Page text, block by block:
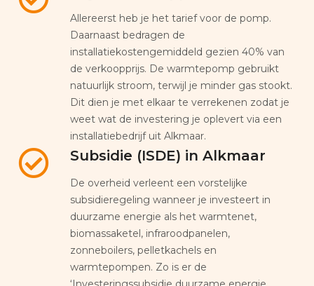
Allereerst heb je het tarief voor de pomp.
Daarnaast bedragen de
installatiekostengemiddeld gezien 40% van
de verkoopprijs. De warmtepomp gebruikt
natuurlijk stroom, terwijl je minder gas stookt.
Dit dien je met elkaar te verrekenen zodat je
weet wat de investering je oplevert via een
installatiebedrijf uit Alkmaar.
Subsidie (ISDE) in Alkmaar
De overheid verleent een vorstelijke
subsidieregeling wanneer je investeert in
duurzame energie als het warmtenet,
biomassaketel, infraroodpanelen,
zonneboilers, pelletkachels en
warmtepompen. Zo is er de